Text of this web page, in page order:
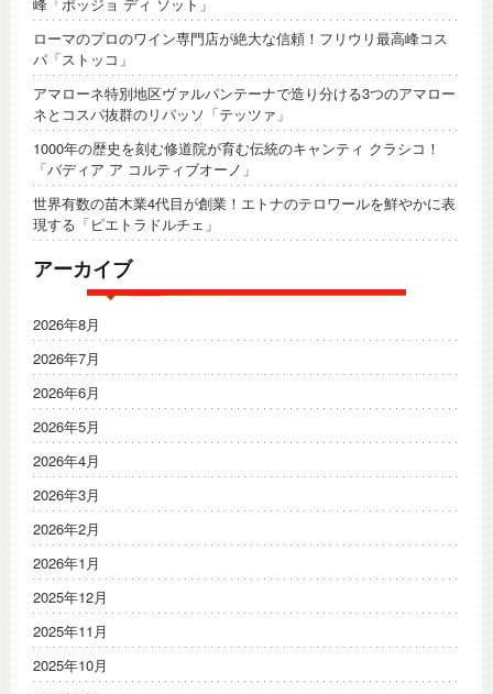
ローマのプロのワイン専門店が絶大な信頼！フリウリ最高峰コス
パ「ストッコ」
アマローネ特別地区ヴァルパンテーナで造り分ける3つのアマロー
ネとコスパ抜群のリパッソ「テッツァ」
1000年の歴史を刻む修道院が育む伝統のキャンティ クラシコ！
「バディア ア コルティブオーノ」
世界有数の苗木業4代目が創業！エトナのテロワールを鮮やかに表
現する「ピエトラドルチェ」
アーカイブ
2026年8月
2026年7月
2026年6月
2026年5月
2026年4月
2026年3月
2026年2月
2026年1月
2025年12月
2025年11月
2025年10月